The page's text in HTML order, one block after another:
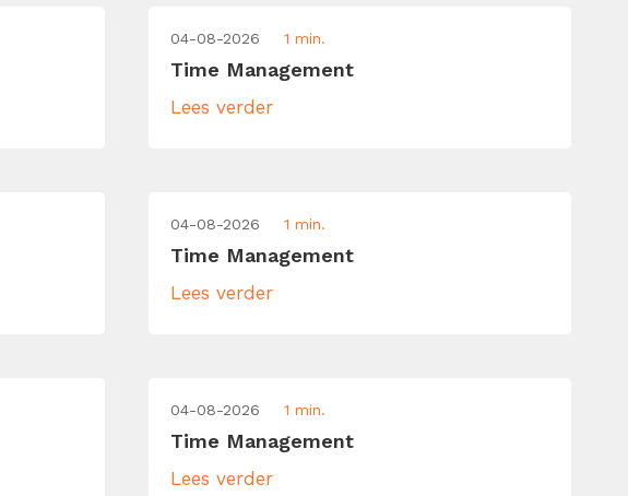
04-08-2026 1 min.
Time Management
Lees verder
04-08-2026 1 min.
Time Management
Lees verder
04-08-2026 1 min.
Time Management
Lees verder